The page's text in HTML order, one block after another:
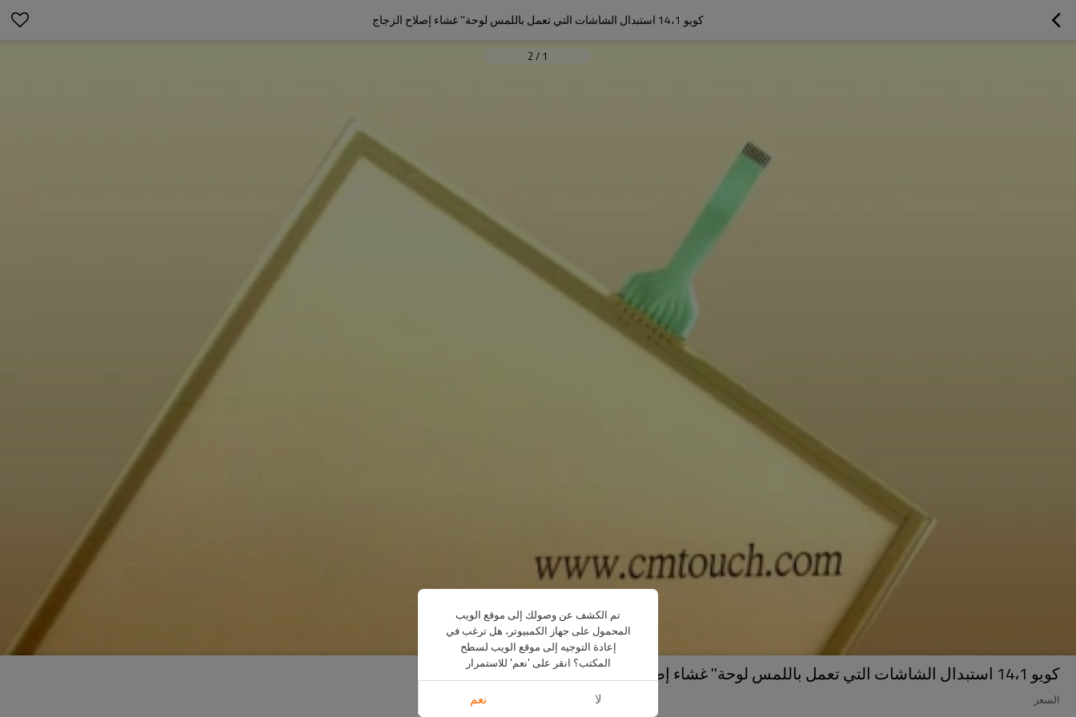
كويو 14،1 استبدال الشاشات التي تعمل باللمس لوحة'' غشاء إصلاح الزجاج
1
/
2
كويو 14،1 استبدال الشاشات التي تعمل باللمس لوحة'' غشاء إصلاح الزجاج
السعر
تم الكشف عن وصولك إلى موقع الويب
المحمول على جهاز الكمبيوتر، هل ترغب في
إعادة التوجيه إلى موقع الويب لسطح
المكتب؟ انقر على 'نعم' للاستمرار
لا نعم